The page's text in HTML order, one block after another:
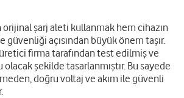
orijinal şarj aleti kullanmak hem cihazın
güvenliği açısından büyük önem taşır.
firma tarafından test edilmiş ve
şekilde tasarlanmıştır. Bu sayede
doğru voltaj ve akım ile güvenli